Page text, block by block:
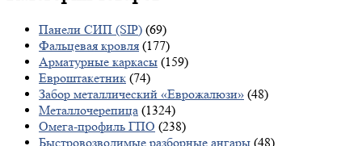
Панели СИП (SIP) (69)
Фальцевая кровля (177)
Арматурные каркасы (159)
Евроштакетник (74)
Забор металлический «Еврожалюзи» (48)
Металлочерепица (1324)
Омега-профиль ГПО (238)
Быстровозводимые разборные ангары (48)